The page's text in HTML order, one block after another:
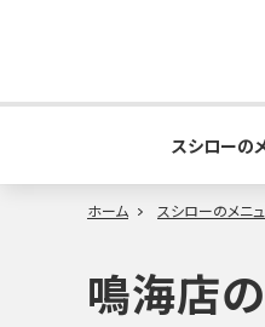
スシローの
ホーム スシローのメニ
鳴海店